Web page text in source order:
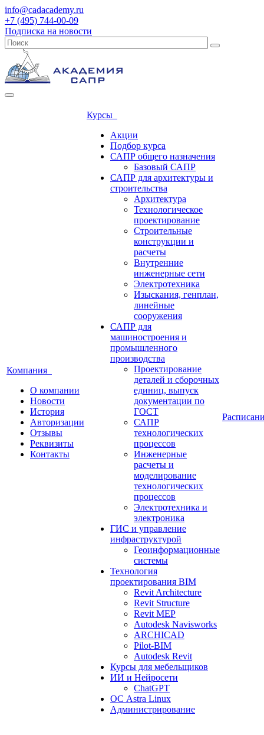
info@cadacademy.ru
+7 (495) 744-00-09
Подписка на новости
Компания
О компании
Новости
История
Авторизации
Отзывы
Реквизиты
Контакты
Курсы
Акции
Подбор курса
САПР общего назначения
Базовый САПР
САПР для архитектуры и
строительства
Архитектура
Технологическое
проектирование
Строительные
конструкции и
расчеты
Внутренние
инженерные сети
Электротехника
Изыскания, генплан,
линейные
сооружения
САПР для
машиностроения и
промышленного
производства
Проектирование
деталей и сборочных
единиц, выпуск
документации по
ГОСТ
САПР
технологических
процессов
Инженерные
расчеты и
моделирование
технологических
процессов
Электротехника и
электроника
ГИС и управление
инфраструктурой
Геоинформационные
системы
Технология
проектирования BIM
Revit Architecture
Revit Structure
Revit MEP
Autodesk Navisworks
ARCHICAD
Pilot-BIM
Autodesk Revit
Курсы для мебельщиков
ИИ и Нейросети
ChatGPT
ОС Astra Linux
Администрирование